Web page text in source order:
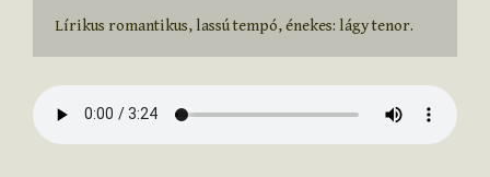
Lírikus romantikus, lassú tempó, énekes: lágy tenor.